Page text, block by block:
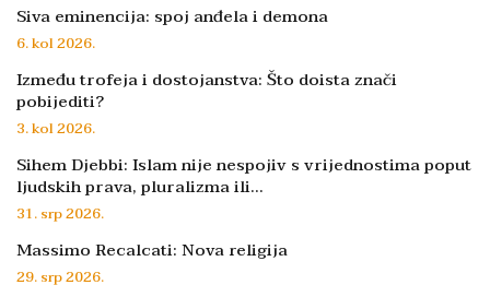
Siva eminencija: spoj anđela i demona
6. kol 2026.
Između trofeja i dostojanstva: Što doista znači
pobijediti?
3. kol 2026.
Sihem Djebbi: Islam nije nespojiv s vrijednostima poput
ljudskih prava, pluralizma ili…
31. srp 2026.
Massimo Recalcati: Nova religija
29. srp 2026.